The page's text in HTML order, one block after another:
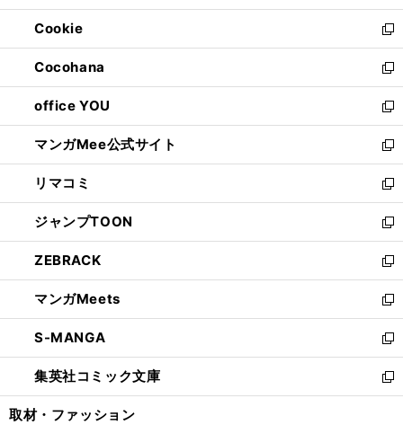
開
く
ウ
で
開
く
ン
ド
ウ
で
開
く
ウ
ィ
ン
ド
ウ
で
開
く
Cookie
新
し
い
ウ
ィ
ン
ド
ウ
で
開
く
Cocohana
新
し
い
ウ
ィ
ン
ド
ウ
で
開
く
office YOU
新
し
い
ウ
ィ
ン
ド
ウ
で
開
く
マンガMee公式サイト
新
し
い
ウ
ィ
ン
ド
ウ
で
開
く
リマコミ
新
し
い
ウ
ィ
ン
ド
ウ
で
開
く
ジャンプTOON
新
し
い
ウ
ィ
ン
ド
ウ
で
開
ZEBRACK
新
し
い
ウ
ィ
ン
ド
ウ
マンガMeets
新
し
い
ウ
ィ
ン
S-MANGA
新
し
い
ウ
集英社コミック文庫
新
し
取材・ファッション